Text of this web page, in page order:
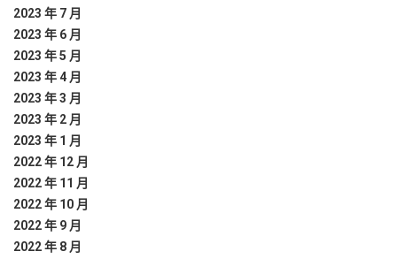
2023 年 7 月
2023 年 6 月
2023 年 5 月
2023 年 4 月
2023 年 3 月
2023 年 2 月
2023 年 1 月
2022 年 12 月
2022 年 11 月
2022 年 10 月
2022 年 9 月
2022 年 8 月